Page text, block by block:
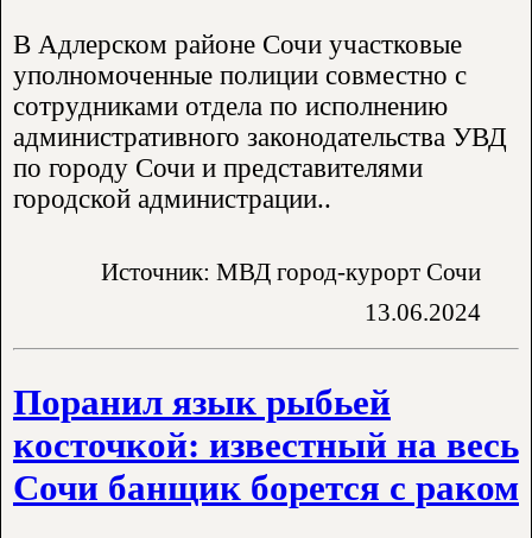
В Адлерском районе Сочи участковые
уполномоченные полиции совместно с
сотрудниками отдела по исполнению
административного законодательства УВД
по городу Сочи и представителями
городской администрации..
Источник: МВД город-курорт Сочи
13.06.2024
Поранил язык рыбьей
косточкой: известный на весь
Сочи банщик борется с раком